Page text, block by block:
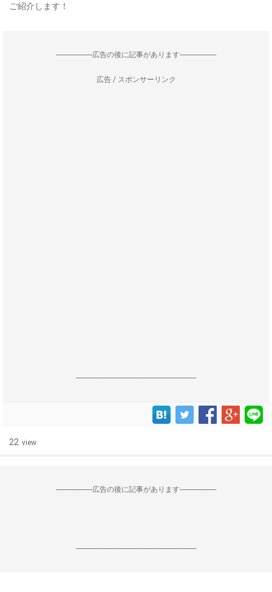
ご紹介します！
--------------------広告の後に記事があります--------------------
広告 / スポンサーリンク
------------------------------------------------------------------
22 view
--------------------広告の後に記事があります--------------------
------------------------------------------------------------------